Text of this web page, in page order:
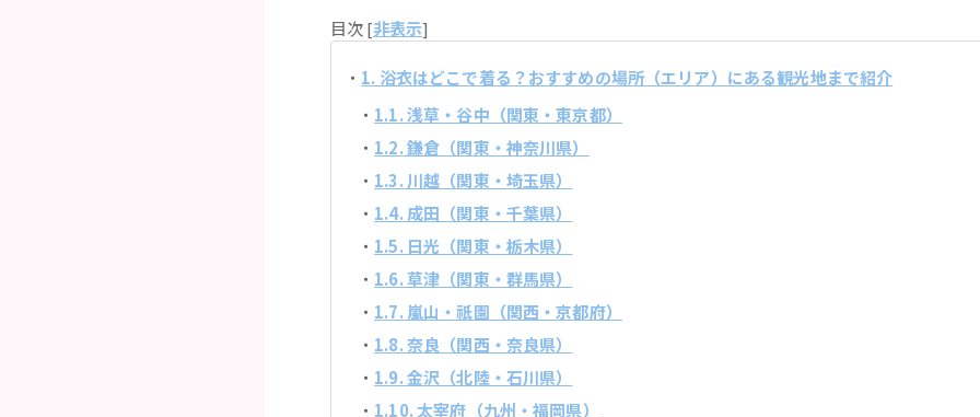
目次 [非表示]
1. 浴衣はどこで着る？おすすめの場所（エリア）にある観光地まで紹介
1.1. 浅草・谷中（関東・東京都）
1.2. 鎌倉（関東・神奈川県）
1.3. 川越（関東・埼玉県）
1.4. 成田（関東・千葉県）
1.5. 日光（関東・栃木県）
1.6. 草津（関東・群馬県）
1.7. 嵐山・祇園（関西・京都府）
1.8. 奈良（関西・奈良県）
1.9. 金沢（北陸・石川県）
1.10. 太宰府（九州・福岡県）